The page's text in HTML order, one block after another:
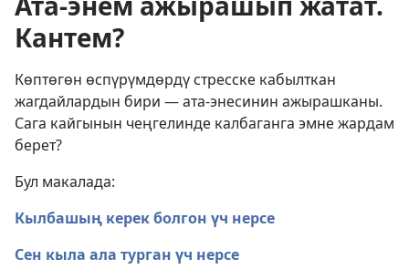
Кантем?
Көптөгөн өспүрүмдөрдү стресске кабылткан
жагдайлардын бири — ата-энесинин ажырашканы.
Сага кайгынын чеңгелинде калбаганга эмне жардам
берет?
Бул макалада:
Кылбашың керек болгон үч нерсе
Сен кыла ала турган үч нерсе